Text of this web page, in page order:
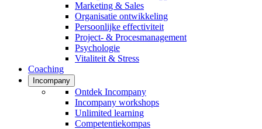
Marketing & Sales
Organisatie ontwikkeling
Persoonlijke effectiviteit
Project- & Procesmanagement
Psychologie
Vitaliteit & Stress
Coaching
Incompany
Ontdek Incompany
Incompany workshops
Unlimited learning
Competentiekompas